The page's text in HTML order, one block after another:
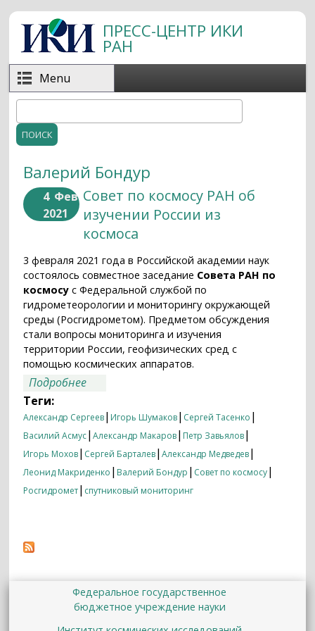
Перейти к основному содержанию
ПРЕСС-ЦЕНТР ИКИ
РАН
Menu
Форма поиска
Валерий Бондур
4 Фев
2021
Совет по космосу РАН об
изучении России из
космоса
3 февраля 2021 года в Российской академии наук
состоялось совместное заседание Совета РАН по
космосу с Федеральной службой по
гидрометеорологии и мониторингу окружающей
среды (Росгидрометом). Предметом обсуждения
стали вопросы мониторинга и изучения
территории России, геофизических сред с
помощью космических аппаратов.
Подробнее
Теги:
Александр Сергеев| Игорь Шумаков| Сергей Тасенко |
Василий Асмус|Александр Макаров| Петр Завьялов|
Игорь Мохов| Сергей Барталев|Александр Медведев|
Леонид Макриденко | Валерий Бондур | Совет по космосу|
Росгидромет| спутниковый мониторинг
Федеральное государственное
бюджетное учреждение науки